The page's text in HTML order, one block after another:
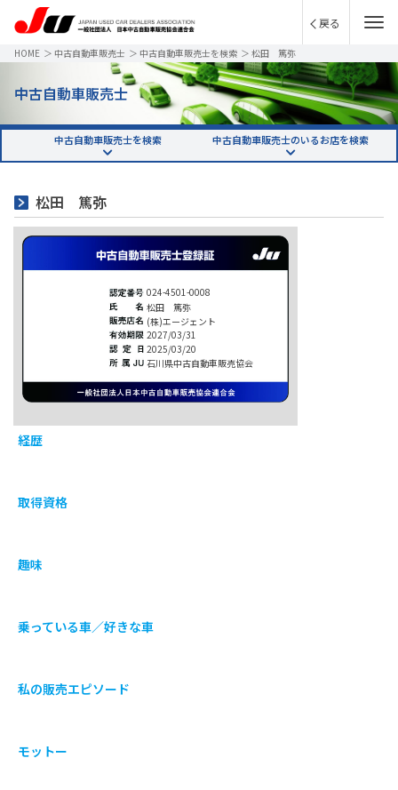
戻る
HOME ＞ 中古自動車販売士 ＞ 中古自動車販売士を検索 ＞ 松田 篤弥
中古自動車販売士
中古自動車販売士を検索 中古自動車販売士のいるお店を検索
松田 篤弥
024-4501-0008
松田 篤弥
(株)エージェント
2027/03/31
2025/03/20
石川県中古自動車販売協会
経歴
取得資格
趣味
乗っている車／好きな車
私の販売エピソード
モットー